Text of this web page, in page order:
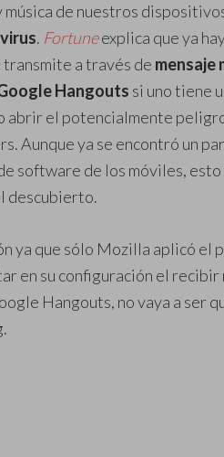
de nuestros
virus. Fortuneexplica que ya
transmite a través de mensaje
Hangouts si uno tiene
abrir el potencialmente
Aunque ya se encontró un
software de los móviles, esto
descubierto.
ya que sólo Mozilla aplicó el
en su configuración el recibir
Hangouts, no vaya a ser